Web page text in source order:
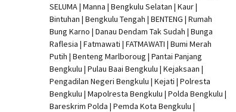
SELUMA | Manna | Bengkulu Selatan | Kaur |
Bintuhan | Bengkulu Tengah | BENTENG | Rumah
Bung Karno | Danau Dendam Tak Sudah | Bunga
Raflesia | Fatmawati | FATMAWATI | Bumi Merah
Putih | Benteng Marlboroug | Pantai Panjang
Bengkulu | Pulau Baai Bengkulu | Kejaksaan |
Pengadilan Negeri Bengkulu | Kejati |Polresta
Bengkulu |Mapolresta Bengkulu | Polda Bengkulu |
Bareskrim Polda | Pemda Kota Bengkulu |